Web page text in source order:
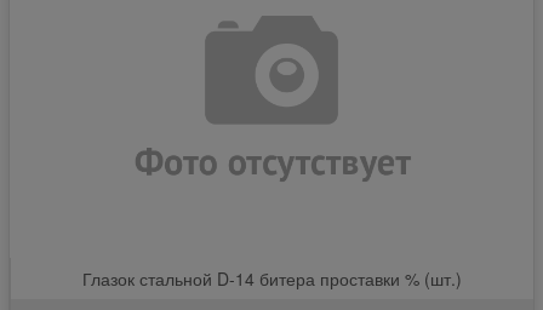
Глазок стальной D-14 битера проставки % (шт.)